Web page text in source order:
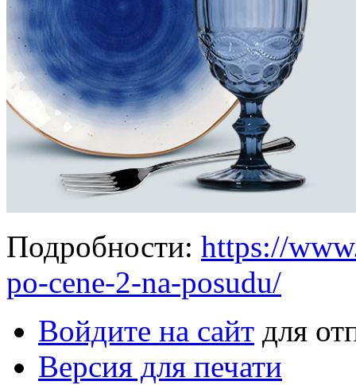
Подробности: https://
po-cene-2-na-posudu/
Войдите на сайт для
Версия для печати